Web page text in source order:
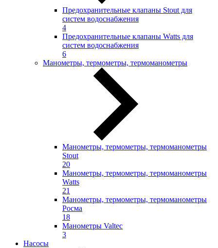
Предохранительные клапаны Stout для
систем водоснабжения
4
Предохранительные клапаны Watts для
систем водоснабжения
6
Манометры, термометры, термоманометры
Манометры, термометры, термоманометры
Stout
20
Манометры, термометры, термоманометры
Watts
21
Манометры, термометры, термоманометры
Росма
18
Манометры Valtec
3
Насосы